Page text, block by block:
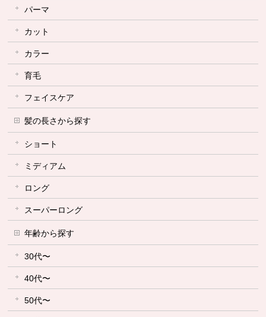
パーマ
カット
カラー
育毛
フェイスケア
髪の長さから探す
ショート
ミディアム
ロング
スーパーロング
年齢から探す
30代〜
40代〜
50代〜